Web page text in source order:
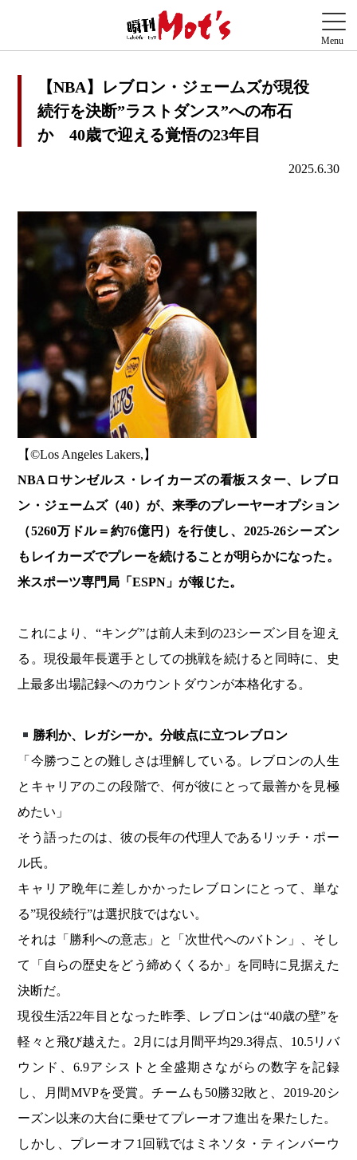
【NBA】レブロン・ジェームズが現役
続行を決断”ラストダンス”への布石
か 40歳で迎える覚悟の23年目
2025.6.30
【©️Los Angeles Lakers,】
NBAロサンゼルス・レイカーズの看板スター、レブロ
ン・ジェームズ（40）が、来季のプレーヤーオプション
（5260万ドル＝約76億円）を行使し、2025-26シーズン
もレイカーズでプレーを続けることが明らかになった。
米スポーツ専門局「ESPN」が報じた。
これにより、“キング”は前人未到の23シーズン目を迎え
る。現役最年長選手としての挑戦を続けると同時に、史
上最多出場記録へのカウントダウンが本格化する。
勝利か、レガシーか。分岐点に立つレブロン
「今勝つことの難しさは理解している。レブロンの人生
とキャリアのこの段階で、何が彼にとって最善かを見極
めたい」
そう語ったのは、彼の長年の代理人であるリッチ・ポー
ル氏。
キャリア晩年に差しかかったレブロンにとって、単な
る”現役続行”は選択肢ではない。
それは「勝利への意志」と「次世代へのバトン」、そし
て「自らの歴史をどう締めくくるか」を同時に見据えた
決断だ。
現役生活22年目となった昨季、レブロンは“40歳の壁”を
軽々と飛び越えた。2月には月間平均29.3得点、10.5リバ
ウンド、6.9アシストと全盛期さながらの数字を記録
し、月間MVPを受賞。チームも50勝32敗と、2019-20シ
ーズン以来の大台に乗せてプレーオフ進出を果たした。
しかし、プレーオフ1回戦ではミネソタ・ティンバーウ